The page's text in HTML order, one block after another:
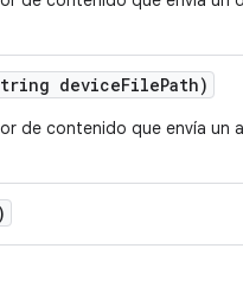
deviceFilePath)
de contenido que envía un